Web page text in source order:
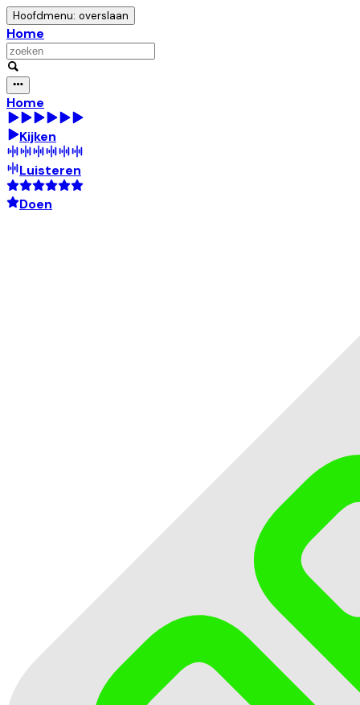
Hoofdmenu: overslaan
Home
Home
Kijken
Luisteren
Doen